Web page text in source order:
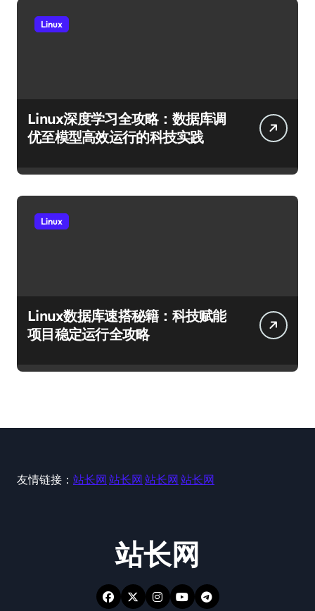
Linux
Linux深度学习全攻略：数据库调
优至模型高效运行的科技实践
Linux
Linux数据库速搭秘籍：科技赋能
项目稳定运行全攻略
友情链接： 站长网 站长网 站长网 站长网
站长网